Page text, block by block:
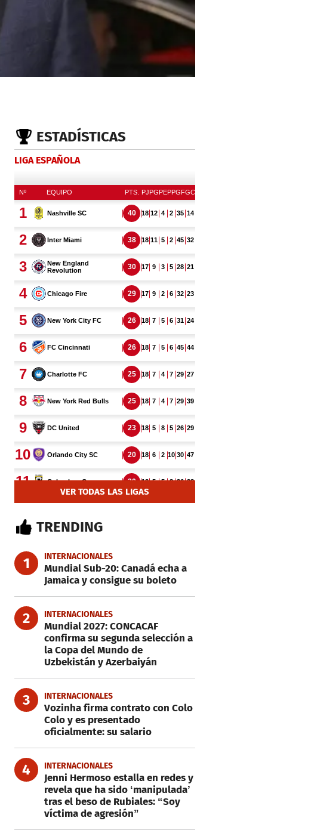
ESTADÍSTICAS
LIGA ESPAÑOLA
VER TODAS LAS LIGAS
TRENDING
1 INTERNACIONALES
Mundial Sub-20: Canadá echa a
Jamaica y consigue su boleto
2 INTERNACIONALES
Mundial 2027: CONCACAF
confirma su segunda selección a
la Copa del Mundo de
Uzbekistán y Azerbaiyán
3 INTERNACIONALES
Vozinha firma contrato con Colo
Colo y es presentado
oficialmente: su salario
4 INTERNACIONALES
Jenni Hermoso estalla en redes y
revela que ha sido ‘manipulada’
tras el beso de Rubiales: “Soy
víctima de agresión”